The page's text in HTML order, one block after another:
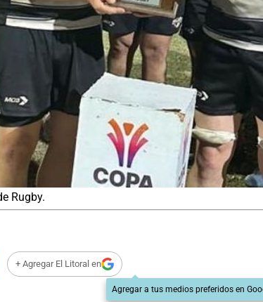
Rugby.
+ Agregar El Litoral en
Agregar a tus medios preferidos en